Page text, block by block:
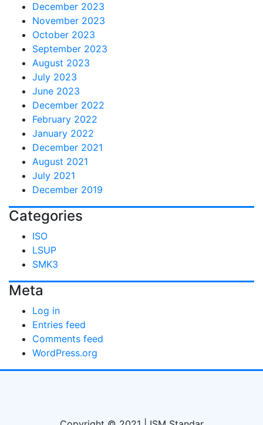
December 2023
November 2023
October 2023
September 2023
August 2023
July 2023
June 2023
December 2022
February 2022
January 2022
December 2021
August 2021
July 2021
December 2019
Categories
ISO
LSUP
SMK3
Meta
Log in
Entries feed
Comments feed
WordPress.org